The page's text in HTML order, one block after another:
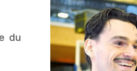
du